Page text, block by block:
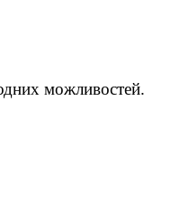
можливостей.